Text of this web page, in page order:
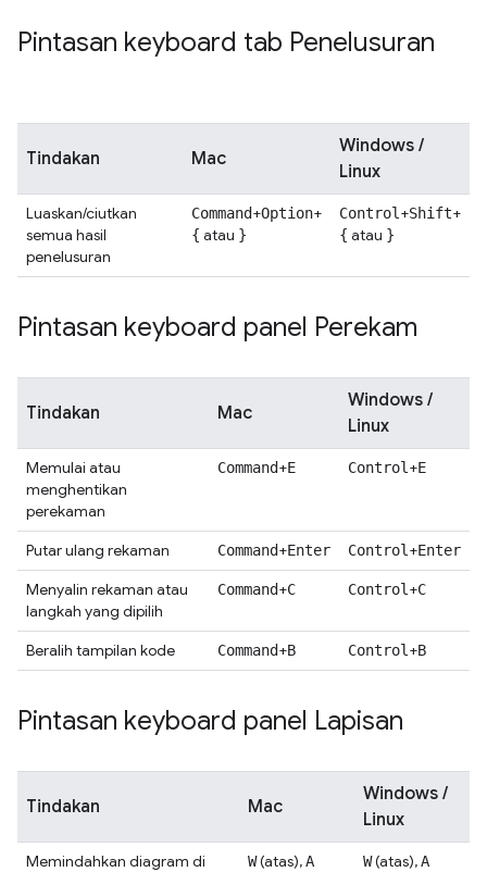
Pintasan keyboard tab Penelusuran
Tindakan Mac
Windows /
Linux
Luaskan/ciutkan
semua hasil
penelusuran
Command+Option+
{ atau }
Control +Shift+
{ atau }
Pintasan keyboard panel Perekam
Tindakan Mac
Windows /
Linux
Memulai atau
menghentikan
perekaman
Command+E Control +E
Putar ulang rekaman Command+Enter Control +Enter
Menyalin rekaman atau
langkah yang dipilih
Command+C Control +C
Beralih tampilan kode Command+B Control +B
Pintasan keyboard panel Lapisan
Tindakan Mac
Windows /
Linux
Memindahkan diagram di
W(atas),A W(atas),A